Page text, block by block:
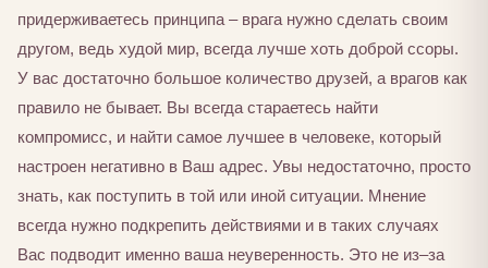
придерживаетесь принципа – врага нужно сделать своим
другом, ведь худой мир, всегда лучше хоть доброй ссоры.
У вас достаточно большое количество друзей, а врагов как
правило не бывает. Вы всегда стараетесь найти
компромисс, и найти самое лучшее в человеке, который
настроен негативно в Ваш адрес. Увы недостаточно, просто
знать, как поступить в той или иной ситуации. Мнение
всегда нужно подкрепить действиями и в таких случаях
Вас подводит именно ваша неуверенность. Это не из–за